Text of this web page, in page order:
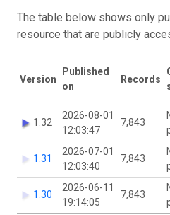
The table below shows only
resource that are publicly
Version
Published
on
Records
1.32
2026-08-01
12:03:47
7,843
1.31
2026-07-01
12:03:40
7,843
1.30
2026-06-11
19:14:05
7,843